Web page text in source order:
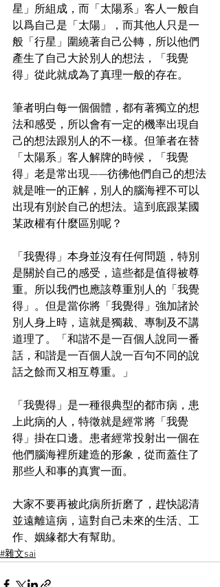
星」所組成，而「太陽系」客人一般自
以爲自己是「太陽」，而其他人只是一
般「行星」圍繞著自己公轉，所以他們
產生了自己大於別人的想法，「我覺
得」從此就成為了真理一般的存在。
筆者明白每一個個體，都有著獨立的想
法和感受，所以會有一定的機率出現自
己的想法跟別人的不一樣。但筆者在替
「太陽系」客人解牌的時候，「我覺
得」老是常出現——彷彿他們自己的想法
就是唯一的正解，別人的腦海裡不可以
出現有別於自己的想法。這到底跟某國
某政權有什麼區別呢？
「我覺得」本身並沒有任何問題，特別
是關於自己的感受，這些都是值得被尊
重。所以我們也應該尊重別人的「我覺
得」。但是當你將「我覺得」強加諸於
別人身上時，這就是獨裁、專制及不講
道理了。「和諧不是一百個人說同一番
話，和諧是一百個人說一百句不同的說
話之餘而又相互尊重。」
「我覺得」是一種很典型的都市病，患
上此病的人，特徵就是經常將「我覺
得」掛在口邊。患者經常投射出一個在
他們腦海裡所建造的形象，從而蓋住了
那些人和事的真實一面。
大家不要再被此病所折磨了，趕快認清
並遠離這病，這對自己未來的生活、工
作、姻緣都大有幫助。
#雜文sai